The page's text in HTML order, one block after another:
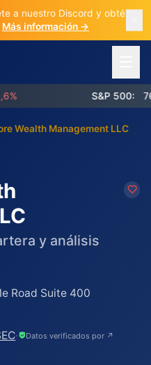
a nuestro Discord y obtén 3
Más información →
S&P 500:
Wealth Management LLC
y análisis
Road Suite 400
· Datos verificados por ↗